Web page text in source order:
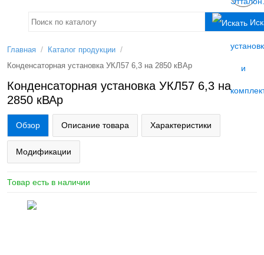
Главная / Каталог продукции /
Конденсаторная установка УКЛ57 6,3 на 2850 кВАр
Конденсаторная установка УКЛ57 6,3 на
2850 кВАр
Обзор Описание товара Характеристики
Модификации
Товар есть в наличии